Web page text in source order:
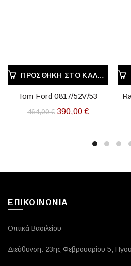
ΠΡΟΣΘΉΚΗ ΣΤΟ ΚΑΛΆΘΙ
Tom Ford 0817/52V/53
464,00€ Original
390,00 €Η
είναι:
ΕΠΙΚΟΙΝΩΝΙΑ
Οπτικά Βασιλείου
Διεύθυνση: 23ης Φεβρουαρίου 5,